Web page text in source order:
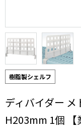
樹脂製シェルフ
ディバイダー
H203mm 1個 【